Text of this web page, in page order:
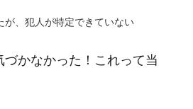
が、犯人が特定できていない
づかなかった！これって当